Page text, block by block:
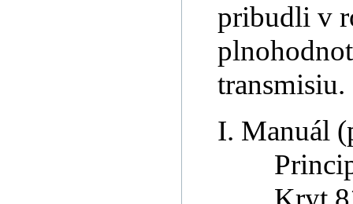
pribudli v
transmisiu.
I. Manuál